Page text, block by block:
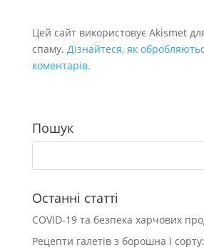
Цей сайт використовує Akismet
спаму. Дізнайтеся, як
коментарів.
Пошук
Останні статті
COVID-19 та безпека харчових
Рецепти галетів з борошна І